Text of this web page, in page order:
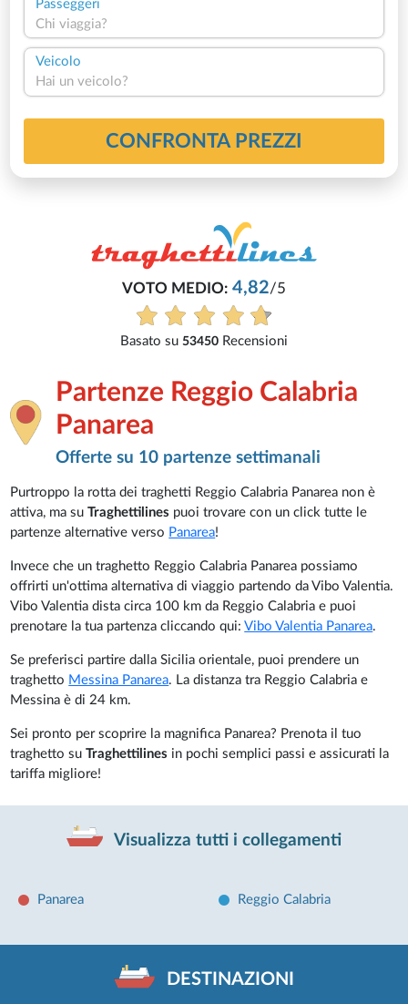
Passeggeri
Chi viaggia?
Veicolo
Hai un veicolo?
CONFRONTA PREZZI
VOTO MEDIO: 4,82/5
Basato su 53450 Recensioni
Partenze Reggio Calabria
Panarea
Offerte su 10 partenze settimanali
Purtroppo la rotta dei traghetti Reggio Calabria Panarea non è
attiva, ma suTraghettilines puoi trovare con un click tutte le
partenze alternative verso Panarea!
Invece che un traghetto Reggio Calabria Panarea possiamo
offrirti un'ottima alternativa di viaggio partendo da Vibo Valentia.
Vibo Valentia dista circa 100 km da Reggio Calabria e puoi
prenotare la tua partenza cliccando qui:Vibo Valentia Panarea.
Se preferisci partire dalla Sicilia orientale, puoi prendere un
traghetto Messina Panarea. La distanza tra Reggio Calabria e
Messina è di 24 km.
Sei pronto per scoprire la magnifica Panarea? Prenota il tuo
traghetto suTraghettilines in pochi semplici passi e assicurati la
tariffa migliore!
Visualizza tutti i collegamenti
Panarea Reggio Calabria
DESTINAZIONI